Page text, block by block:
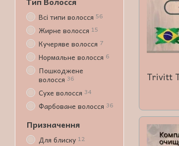
Всі типи волосся 56
Жирне волосся 15
Кучеряве волосся 7
Нормальне волосся 6
Пошкоджене
волосся 36
Сухе волосся 34
Фарбоване волосся 36
Призначення
Для блиску 12